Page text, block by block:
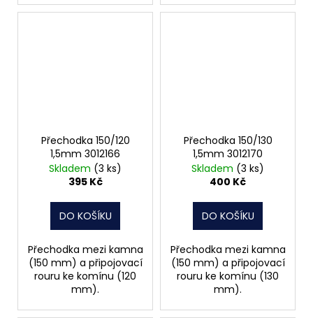
Přechodka 150/120
1,5mm 3012166
Skladem (3 ks)
395 Kč
DO KOŠÍKU
Přechodka mezi kamna
(150 mm) a připojovací
rouru ke komínu (120
mm).
Přechodka 150/130
1,5mm 3012170
Skladem (3 ks)
400 Kč
DO KOŠÍKU
Přechodka mezi kamna
(150 mm) a připojovací
rouru ke komínu (130
mm).